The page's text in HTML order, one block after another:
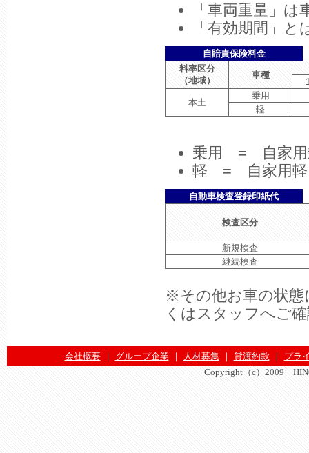
「車両重量」
「有効期間」
自賠責保険料金
料率区分
（地域）
車種
本土
乗用
軽
乗用 = 自家用
軽 = 自家用軽
自動車検査登録印紙代
検査区分
新規検査
継続検査
※その他お車の状態
くはスタッフへご
会社概要｜ グループ企業｜ 人材募集｜ 貸渡約款 ｜ プラ
Copyright（c）2009